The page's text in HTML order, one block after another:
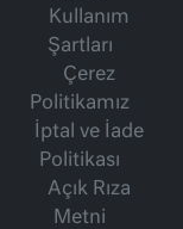
Kullanım
Şartları
Çerez
Politikamız
İptal ve İade
Politikası
Açık Rıza
Metni